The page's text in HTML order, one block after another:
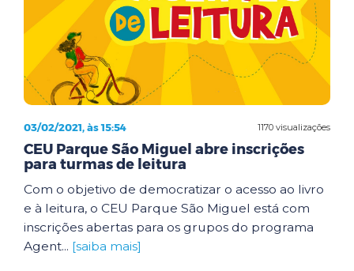
1170 visualizações
03/02/2021, às 15:54
CEU Parque São Miguel abre inscrições
para turmas de leitura
Com o objetivo de democratizar o acesso ao livro
e à leitura, o CEU Parque São Miguel está com
inscrições abertas para os grupos do programa
Agent... [saiba mais]